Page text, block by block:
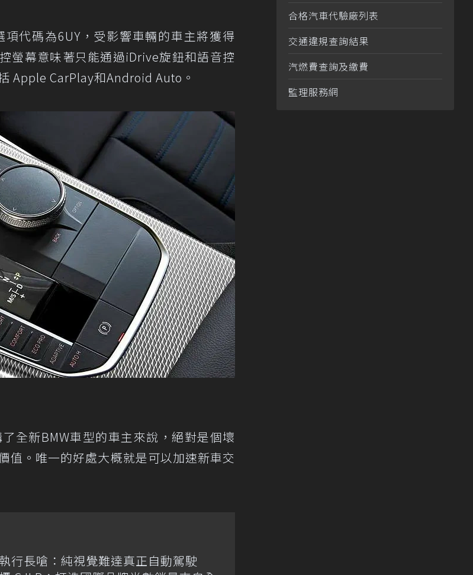
代碼為6UY，受影響車輛的車主將獲得
螢幕意味著只能通過iDrive旋鈕和語音控
Apple CarPlay和Android Auto。
全新BMW車型的車主來說，絕對是個壞
值。唯一的好處大概就是可以加速新車交
行長嗆：純視覺難達真正自動駕駛
合格汽車代驗廠列表
交通違規查詢結果
汽燃費查詢及繳費
監理服務網